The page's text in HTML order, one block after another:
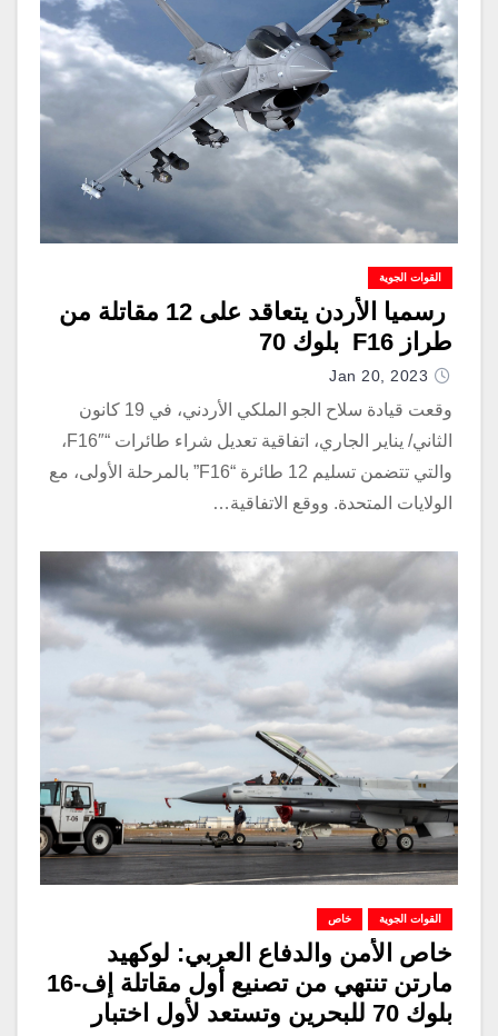
القوات الجوية
رسميا الأردن يتعاقد على 12 مقاتلة من
طراز F16 بلوك 70
Jan 20, 2023
وقعت قيادة سلاح الجو الملكي الأردني، في 19 كانون
الثاني/ يناير الجاري، اتفاقية تعديل شراء طائرات “F16″،
والتي تتضمن تسليم 12 طائرة “F16” بالمرحلة الأولى، مع
الولايات المتحدة. ووقع الاتفاقية…
القوات الجوية خاص
خاص الأمن والدفاع العربي: لوكهيد
مارتن تنتهي من تصنيع أول مقاتلة إف-16
بلوك 70 للبحرين وتستعد لأول اختبار